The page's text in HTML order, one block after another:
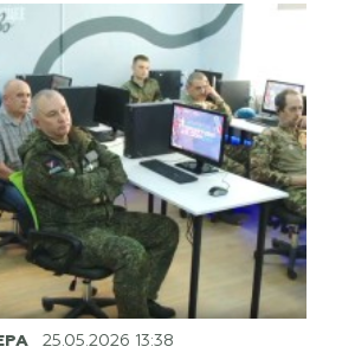
25.05.2026 13:38